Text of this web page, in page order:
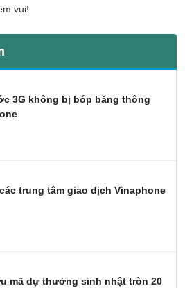
vui!
3G không bị bóp băng thông
trung tâm giao dịch Vinaphone
mã dự thưởng sinh nhật tròn 20